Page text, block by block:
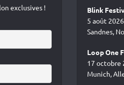
exclusives !
Blink
5 août
Sandnes,
Loop One
17 octobre
Munich,